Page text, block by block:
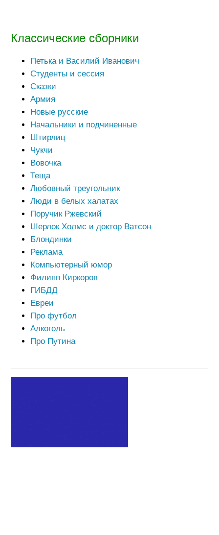
Классические сборники
Петька и Василий Иванович
Студенты и сессия
Сказки
Армия
Новые русские
Начальники и подчиненные
Штирлиц
Чукчи
Вовочка
Теща
Любовный треугольник
Люди в белых халатах
Поручик Ржевский
Шерлок Холмс и доктор Ватсон
Блондинки
Реклама
Компьютерный юмор
Филипп Киркоров
ГИБДД
Евреи
Про футбол
Алкоголь
Про Путина